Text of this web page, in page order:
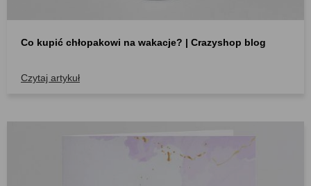
Co kupić chłopakowi na wakacje? | Crazyshop blog
Czytaj artykuł